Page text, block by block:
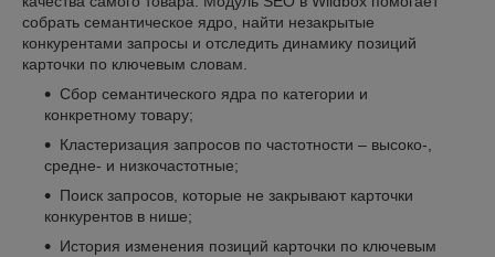
собрать семантическое ядро, найти незакрытые
конкурентами запросы и отследить динамику позиций
карточки по ключевым словам.
Сбор семантического ядра по категории и
конкретному товару;
Кластеризация запросов по частотности – высоко-,
средне- и низкочастотные;
Поиск запросов, которые не закрывают карточки
конкурентов в нише;
История изменения позиций карточки по ключевым